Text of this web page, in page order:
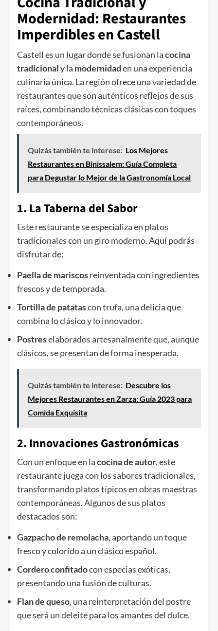
Modernidad: Restaurantes
Imperdibles en Castell
Castell es un lugar donde se fusionan lacocina
tradicionaly la modernidaden una experiencia
culinaria única. La región ofrece una variedad de
restaurantes que son auténticos reflejos de sus
raíces, combinando técnicas clásicas con toques
contemporáneos.
Quizás también te interese: Los Mejores
Restaurantes en Binissalem: Guía Completa
para Degustar lo Mejor de la Gastronomía Local
1. La Taberna del Sabor
Este restaurante se especializa en platos
tradicionales con un giro moderno. Aquí podrás
disfrutar de:
Paella de mariscosreinventada con ingredientes
frescos y de temporada.
Tortilla de patatascon trufa, una delicia que
combina lo clásico y lo innovador.
Postreselaborados artesanalmente que, aunque
clásicos, se presentan de forma inesperada.
Quizás también te interese: Descubre los
Mejores Restaurantes en Zarza: Guía 2023 para
Comida Exquisita
2. Innovaciones Gastronómicas
Con un enfoque en lacocina de autor, este
restaurante juega con los sabores tradicionales,
transformando platos típicos en obras maestras
contemporáneas. Algunos de sus platos
destacados son:
Gazpacho de remolacha, aportando un toque
fresco y colorido a un clásico español.
Cordero confitadocon especias exóticas,
presentando una fusión de culturas.
Flan de queso, una reinterpretación del postre
que será un deleite para los amantes del dulce.